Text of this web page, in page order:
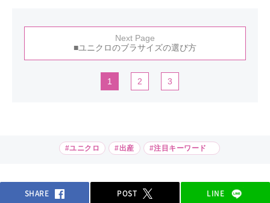
Next Page
■ユニクロのブラサイズの選び方
1 2 3
#ユニクロ #出産 #注目キーワード
SHARE POST LINE